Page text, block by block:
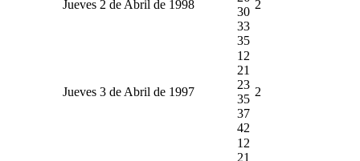
Jueves 2 de Abril de 1998
30
33
35
2
Jueves 3 de Abril de 1997
12
21
23
35
37
42
2
12
21